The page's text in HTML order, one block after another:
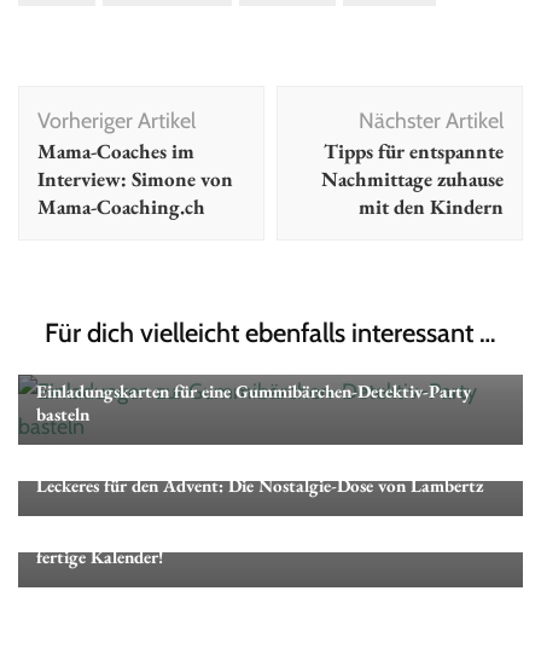
Beitragsnavigation
Vorheriger Artikel
Mama-Coaches im
Interview: Simone von
Mama-Coaching.ch
Nächster Artikel
Tipps für entspannte
Nachmittage zuhause
mit den Kindern
Für dich vielleicht ebenfalls interessant …
Einladungskarten für eine Gummibärchen-Detektiv-Party
basteln
Leckeres für den Advent: Die Nostalgie-Dose von Lambertz
fertige Kalender!